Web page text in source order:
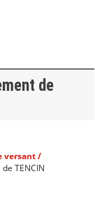
de
versant /
TENCIN